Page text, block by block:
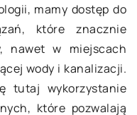
mamy dostęp do
które znacznie
nawet w miejscach
wody i kanalizacji.
tutaj wykorzystanie
które pozwalają